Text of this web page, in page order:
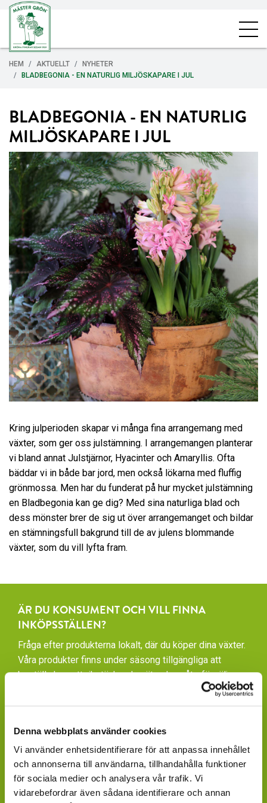
Denna webbplats använder cookies
Vi använder enhetsidentifierare för att anpassa innehållet
och annonserna till användarna, tillhandahålla funktioner
för sociala medier och analysera vår trafik. Vi
vidarebefordrar även sådana identifierare och annan
HEM AKTUELLT
NYHETER
BLADBEGONIA - EN NATURLIG MILJÖSKAPARE I JUL
BLADBEGONIA - EN NATURLIG
MILJÖSKAPARE I JUL
Kring julperioden skapar vi många fina arrangemang med
växter, som ger oss julstämning. I arrangemangen planterar
vi bland annat Julstjärnor, Hyacinter och Amaryllis. Ofta
bäddar vi in både bar jord, men också lökarna med fluffig
grönmossa. Men har du funderat på hur mycket julstämning
en Bladbegonia kan ge dig? Med sina naturliga blad och
dess mönster brer de sig ut över arrangemanget och bildar
en stämningsfull bakgrund till de av julens blommande
växter, som du vill lyfta fram.
ÄR DU KONSUMENT OCH VILL FINNA
INKÖPSSTÄLLEN?
Fråga efter produkterna lokalt, där du köper dina växter.
Våra produkter finns under säsong tillgängliga att
beställa hos ett rikstäckande nätverk av återförsäljare
Hornbach, Plantagen, Bauhaus, Bogrönt och många
fristående GardenCenter och Handelsträdgårdar.
LIVSMEDELSBUTIKER: Dagligvaruhandelskedjorna
tillhandahåller ett begränsat utbud.